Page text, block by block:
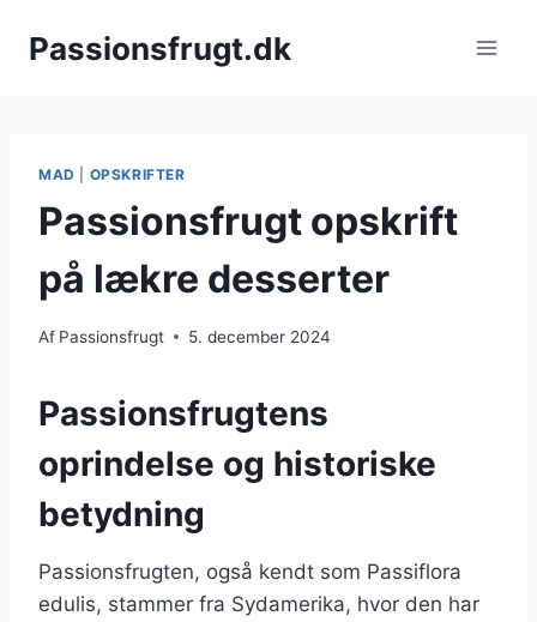
Passionsfrugt.dk
MAD OPSKRIFTER
Passionsfrugt opskrift
på lækre desserter
Af Passionsfrugt 5. december 2024
Passionsfrugtens
oprindelse og historiske
betydning
Passionsfrugten, også kendt som Passiflora
edulis, stammer fra Sydamerika, hvor den har